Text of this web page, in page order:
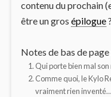
conservant ce
d’incertitude.
contenu du prochain
être un gros épilogue
Notes de bas de page
Qui porte bien mal
Comme quoi, le Kylo
vraiment rien inventé…